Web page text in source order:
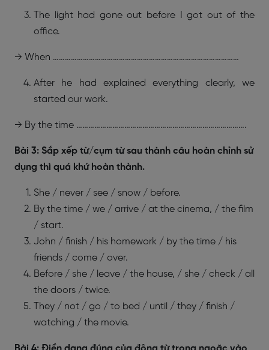
The light had gone out before I got out of the
office.
→ When …………………………………………………………………………………
After he had explained everything clearly, we
started our work.
→ By the time ………………………………………………………………………….
Bài 3: Sắp xếp từ/cụm từ sau thành câu hoàn chỉnh sử
dụng thì quá khứ hoàn thành.
She / never / see / snow / before.
By the time / we / arrive / at the cinema, / the film
/ start.
John / finish / his homework / by the time / his
friends / come / over.
Before / she / leave / the house, / she / check / all
the doors / twice.
They / not / go / to bed / until / they / finish /
watching / the movie.